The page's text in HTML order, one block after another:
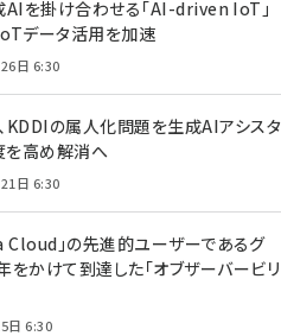
を掛け合わせる「AI-driven IoT」
データ活用を加速
日 6:30
、KDDIの属人化問題を生成AIアシスタ
を高め解消へ
日 6:30
Cloud」の先進的ユーザーであるグ
をかけて到達した「オブザーバービリ
日 6:30